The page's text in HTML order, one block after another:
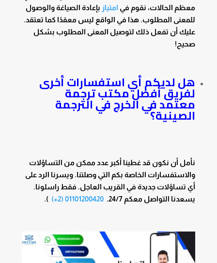
معظم الحالات، نقوم في امتياز بإعادة الصياغة والوصول
للمعنى المطلوب. هذا في الواقع ليس معقدًا كما تعتقد.
عليك أن تفعل ذلك لتوصيل المعنى المطلوب بشكل
صحيح!
هل لديكم أي استفسارات أخرى
لفريق أفضل مكتب ترجمة
معتمد في الخرج في الترجمة
الصينية؟
نأمل أن نكون قد غطينا أكبر عدد ممكن من التساؤلات
والاستفسارات الخاصة بكم التي وصلتنا. ويسرنا الرد على
أي تساؤلات جديدة في القريب العاجل. فقط راسلونا.
يسعدنا التواصل معكم 24/7.
01101200420 (2+)
).